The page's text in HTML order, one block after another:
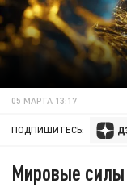
05 МАРТА 13:17
ПОДПИШИТЕСЬ:
Мировые